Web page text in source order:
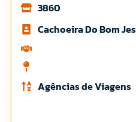
3860
Cachoeira Do Bom
Agências de Viagens